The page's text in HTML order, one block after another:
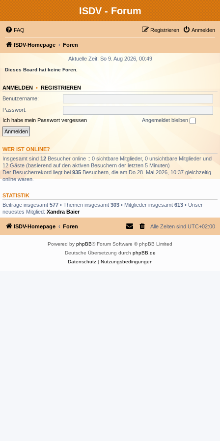
ISDV - Forum
FAQ Anmelden
Registrieren
ISDV-Homepage Foren
Aktuelle Zeit: So 9. Aug 2026, 00:49
Dieses Board hat keine Foren.
ANMELDEN • REGISTRIEREN
Benutzername:
Passwort:
Ich habe mein Passwort vergessen
Angemeldet bleiben
WER IST ONLINE?
Insgesamt sind 12 Besucher online :: 0 sichtbare Mitglieder, 0 unsichtbare Mitglieder und
12 Gäste (basierend auf den aktiven Besuchern der letzten 5 Minuten)
Der Besucherrekord liegt bei 935 Besuchern, die am Do 28. Mai 2026, 10:37 gleichzeitig
online waren.
STATISTIK
Beiträge insgesamt 577 • Themen insgesamt 303 • Mitglieder insgesamt 613 • Unser
neuestes Mitglied: Xandra Baier
ISDV-Homepage Foren Alle Zeiten sind UTC+02:00
Powered by phpBB® Forum Software © phpBB Limited
Deutsche Übersetzung durch phpBB.de
Datenschutz| Nutzungsbedingungen